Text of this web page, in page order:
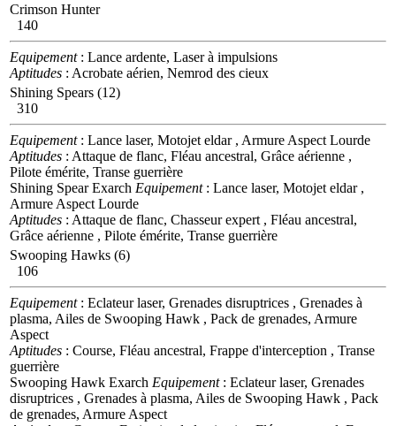
Crimson Hunter
140
Equipement: Lance ardente, Laser à impulsions
Aptitudes : Acrobate aérien, Nemrod des cieux
Shining Spears (12)
310
Equipement: Lance laser, Motojet eldar , Armure Aspect Lourde
Aptitudes : Attaque de flanc, Fléau ancestral, Grâce aérienne ,
Pilote émérite, Transe guerrière
Shining Spear Exarch Equipement: Lance laser, Motojet eldar ,
Armure Aspect Lourde
Aptitudes : Attaque de flanc, Chasseur expert , Fléau ancestral,
Grâce aérienne , Pilote émérite, Transe guerrière
Swooping Hawks (6)
106
Equipement: Eclateur laser, Grenades disruptrices , Grenades à
plasma, Ailes de Swooping Hawk , Pack de grenades, Armure
Aspect
Aptitudes : Course, Fléau ancestral, Frappe d'interception , Transe
guerrière
Swooping Hawk Exarch Equipement: Eclateur laser, Grenades
disruptrices , Grenades à plasma, Ailes de Swooping Hawk , Pack
de grenades, Armure Aspect